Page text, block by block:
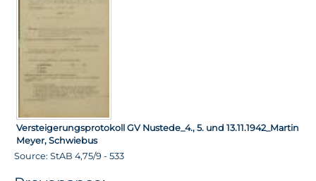
Versteigerungsprotokoll GV Nustede_4., 5. und 13.11.1942_Martin
Meyer, Schwiebus
Source: StAB 4,75/9 - 533